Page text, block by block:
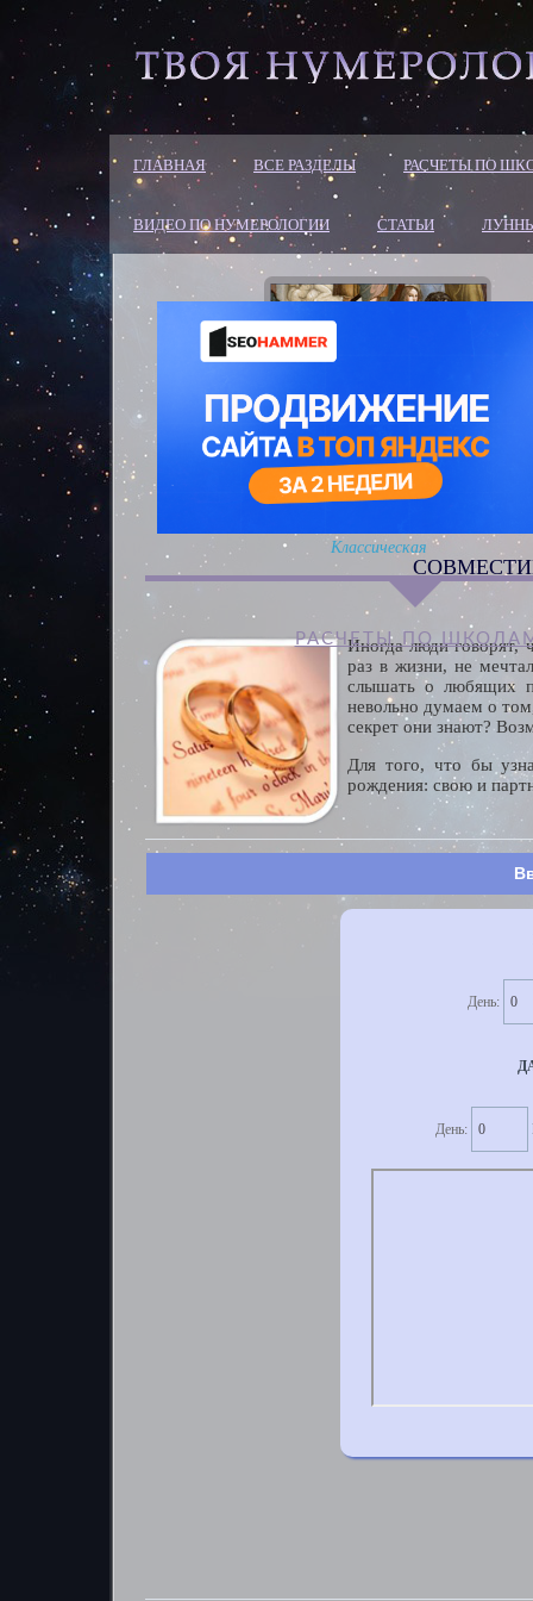
ГЛАВНАЯ ВСЕ РАЗДЕЛЫ РАСЧЕТЫ ПО
ВИДЕО ПО НУМЕРОЛОГИИ СТАТЬИ
Классическая
РАСЧЕТЫ ПО
Иногда люди говорят,
раз в жизни, не
слышать о любящих
невольно думаем о
секрет они знают?
Для того, что бы
рождения: свою и
День:
День: